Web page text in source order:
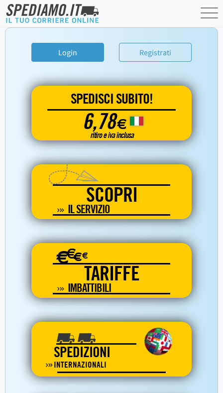
Login Registrati
SPEDISCI SUBITO!
6,78€
ritiro e iva inclusa
SCOPRI
IL SERVIZIO
€€€€
TARIFFE
IMBATTIBILI
SPEDIZIONI
INTERNAZIONALI